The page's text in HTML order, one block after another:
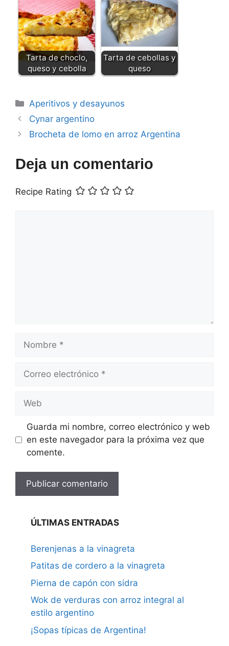
Tarta de choclo,
queso y cebolla
Tarta de cebollas y
queso
Categorías
Aperitivos y desayunos
Cynar argentino
Brocheta de lomo en arroz Argentina
Deja un comentario
Recipe Rating
electrónico
Guarda mi nombre, correo electrónico y web
en este navegador para la próxima vez que
comente.
ÚLTIMAS ENTRADAS
Berenjenas a la vinagreta
Patitas de cordero a la vinagreta
Pierna de capón con sidra
Wok de verduras con arroz integral al
estilo argentino
¡Sopas típicas de Argentina!